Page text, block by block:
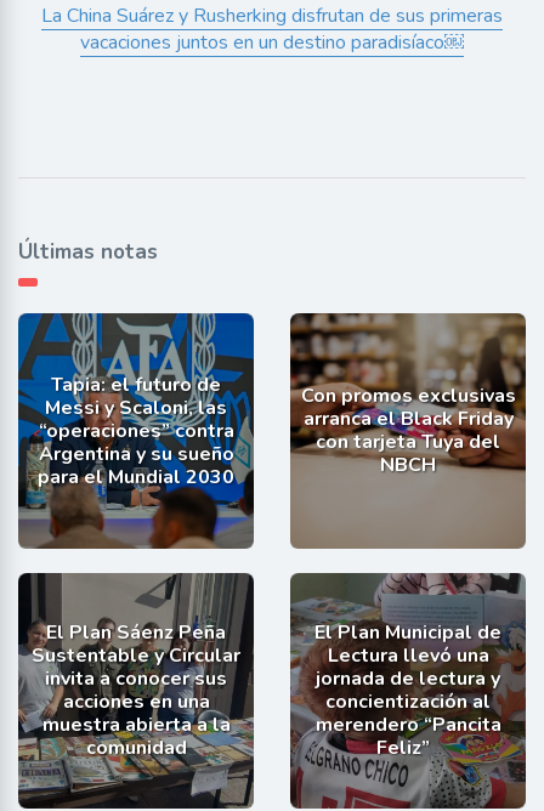
La China Suárez y Rusherking disfrutan de sus primeras
vacaciones juntos en un destino paradisíaco￼
Últimas notas
Tapia: el futuro de
Messi y Scaloni, las
“operaciones” contra
Argentina y su sueño
para el Mundial 2030
Con promos exclusivas
arranca el Black Friday
con tarjeta Tuya del
NBCH
El Plan Sáenz Peña
Sustentable y Circular
invita a conocer sus
acciones en una
muestra abierta a la
comunidad
El Plan Municipal de
Lectura llevó una
jornada de lectura y
concientización al
merendero “Pancita
Feliz”